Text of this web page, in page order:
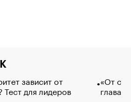
зависит от
Тест для лидеров
«От
глава